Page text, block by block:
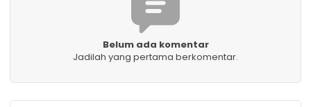
Belum ada komentar
Jadilah yang pertama berkomentar.